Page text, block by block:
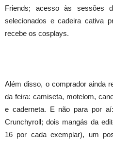
Friends; acesso às sessões
selecionados e cadeira cativa
recebe os cosplays.
Além disso, o comprador ainda
da feira: camiseta, motelom,
e caderneta. E não para por
Crunchyroll; dois mangás da
16 por cada exemplar), um